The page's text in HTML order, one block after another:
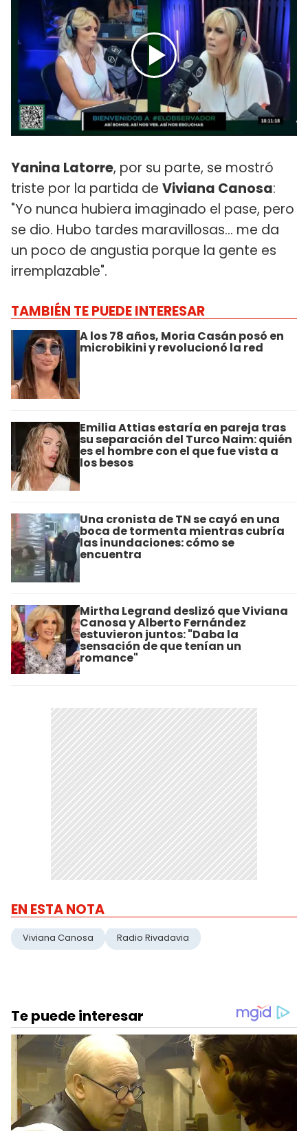
Yanina Latorre, por su parte, se mostró
triste por la partida de Viviana Canosa:
"Yo nunca hubiera imaginado el pase, pero
se dio. Hubo tardes maravillosas... me da
un poco de angustia porque la gente es
irremplazable".
TAMBIÉN TE PUEDE INTERESAR
A los 78 años, Moria Casán posó en
microbikini y revolucionó la red
Emilia Attias estaría en pareja tras
su separación del Turco Naim: quién
es el hombre con el que fue vista a
los besos
Una cronista de TN se cayó en una
boca de tormenta mientras cubría
las inundaciones: cómo se
encuentra
Mirtha Legrand deslizó que Viviana
Canosa y Alberto Fernández
estuvieron juntos: "Daba la
sensación de que tenían un
romance"
EN ESTA NOTA
Viviana Canosa Radio Rivadavia